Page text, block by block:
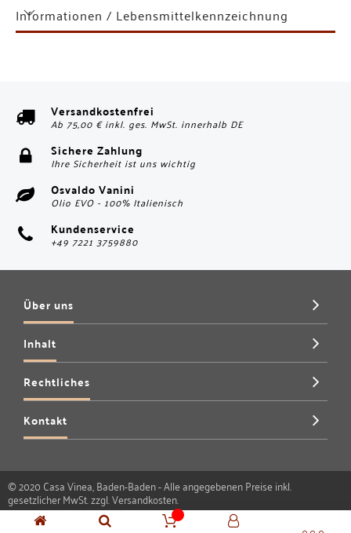
Informationen / Lebensmittelkennzeichnung
Versandkostenfrei
Ab 75,00 € inkl. ges. MwSt. innerhalb DE
Sichere Zahlung
Ihre Sicherheit ist uns wichtig
Osvaldo Vanini
Olio EVO - 100% Italienisch
Kundenservice
+49 7221 3759880
Über uns
Inhalt
Rechtliches
Kontakt
© 2020 Casa Vinea, Baden-Baden - Alle angegebenen Preise inkl.
gesetzlicher MwSt. zzgl.Versandkosten.